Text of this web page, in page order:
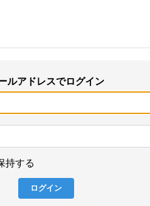
ルアドレスでログイン
持する